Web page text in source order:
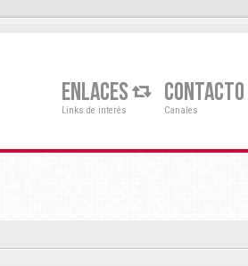
ENLACES
Links de interés
CONTACTO
Canales